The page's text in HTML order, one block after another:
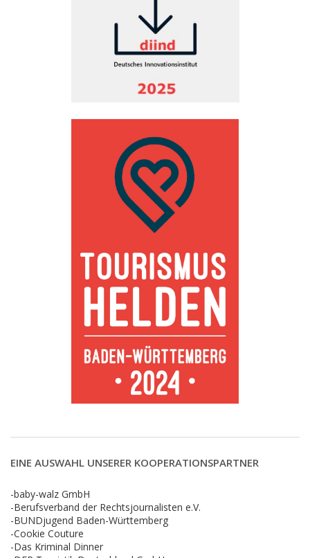
EINE AUSWAHL UNSERER KOOPERATIONSPARTNER
-baby-walz GmbH
-Berufsverband der Rechtsjournalisten e.V.
-BUNDjugend Baden-Württemberg
-Cookie Couture
-Das Kriminal Dinner